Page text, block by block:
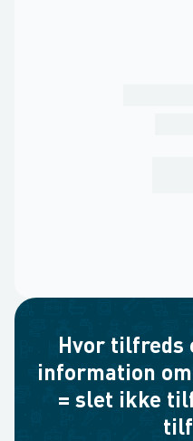
Hvor tilfreds
information
= slet ikke